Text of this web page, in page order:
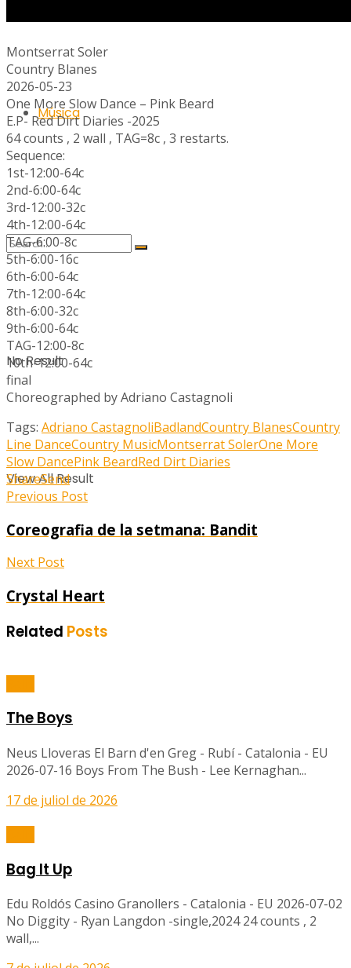
Música
No Result
View All Result
Montserrat Soler
Country Blanes
2026-05-23
One More Slow Dance – Pink Beard
E.P- Red Dirt Diaries -2025
64 counts , 2 wall , TAG=8c , 3 restarts.
Sequence:
1st-12:00-64c
2nd-6:00-64c
3rd-12:00-32c
4th-12:00-64c
TAG-6:00-8c
5th-6:00-16c
6th-6:00-64c
7th-12:00-64c
8th-6:00-32c
9th-6:00-64c
TAG-12:00-8c
10th-12:00-64c
final
Choreographed by Adriano Castagnoli
Tags: Adriano CastagnoliBadlandCountry BlanesCountry
Line DanceCountry MusicMontserrat SolerOne More
Slow DancePink BeardRed Dirt Diaries
ShareSend
Previous Post
Coreografia de la setmana: Bandit
Next Post
Crystal Heart
Related Posts
The Boys
Neus Lloveras El Barn d'en Greg - Rubí - Catalonia - EU
2026-07-16 Boys From The Bush - Lee Kernaghan...
17 de juliol de 2026
Bag It Up
Edu Roldós Casino Granollers - Catalonia - EU 2026-07-02
No Diggity - Ryan Langdon -single,2024 24 counts , 2
wall,...